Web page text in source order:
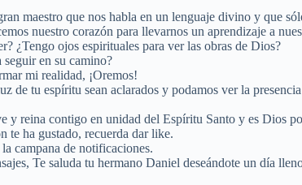
maestro que nos habla en un lenguaje divino y que
nuestro corazón para llevarnos un aprendizaje a
¿Tengo ojos espirituales para ver las obras de Dios?
en su camino?
mi realidad, ¡Oremos!
de tu espíritu sean aclarados y podamos ver la
y reina contigo en unidad del Espíritu Santo y es Dios
te ha gustado, recuerda dar like.
campana de notificaciones.
Te saluda tu hermano Daniel deseándote un día